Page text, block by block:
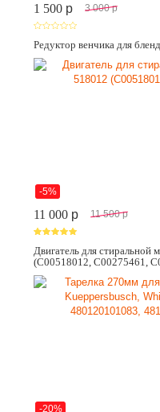
1 500 p 3 000 p
Редуктор венчика для
-5%
11 000 p 11 500 p
Двигатель для
(C00518012, C00275461,
-20%